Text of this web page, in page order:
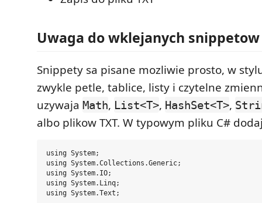
Uwaga do wklejanych snippetow
Snippety sa pisane mozliwie prosto, w
zwykle petle, tablice, listy i czytelne
uzywaja Math, List<T>, HashSet<T>,
albo plikow TXT. W typowym pliku C#
using System;
using System.Collections.Generic;
using System.IO;
using System.Linq;